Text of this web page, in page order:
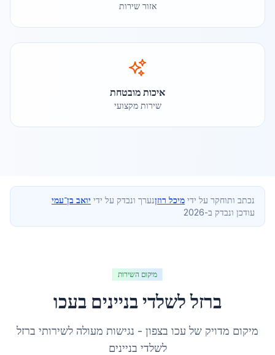
אזור שירות
איכות מובטחת
שירות מקצועי
נכתב ותוחקר על ידי מיכל רוזןנערך ונבדק על ידי יואב בן־עמי
עודכן ונבדק ב-2026
מיקום השירות
ברזל לשלדי בניינים בעכו
מיקום מדויק של עכו בצפון - נגישות מעולה לשירותי ברזל
לשלדי בניינים